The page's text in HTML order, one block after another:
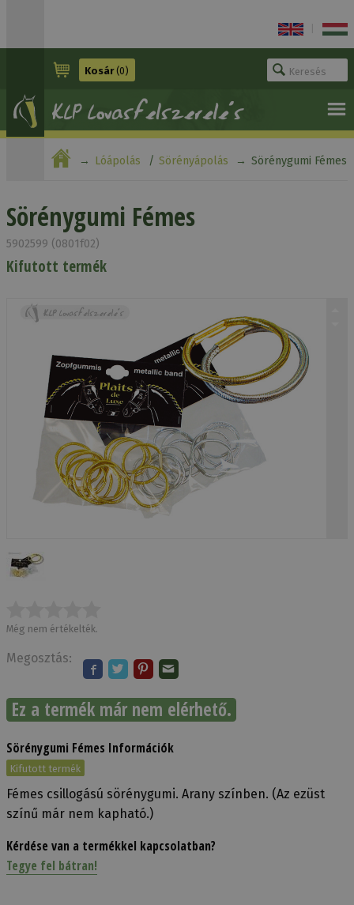
Kosár(0)
Lóápolás Sörényápolás Sörénygumi Fémes
Sörénygumi Fémes
5902599 (0801f02)
Kifutott termék
Még nem értékelték.
Megosztás:
Ez a termék már nem elérhető.
Sörénygumi Fémes Információk
Kifutott termék
Fémes csillogású sörénygumi. Arany színben. (Az ezüst
színű már nem kapható.)
Kérdése van a termékkel kapcsolatban?
Tegye fel bátran!